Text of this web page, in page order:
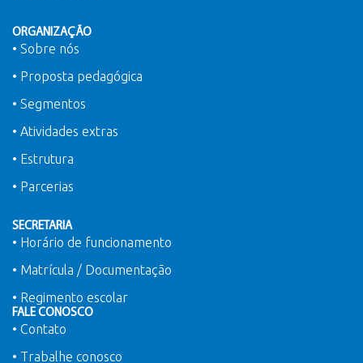
ORGANIZAÇÃO
• Sobre nós
• Proposta pedagógica
• Segmentos
• Atividades extras
• Estrutura
• Parcerias
SECRETARIA
• Horário de funcionamento
• Matrícula / Documentação
• Regimento escolar
FALE CONOSCO
• Contato
• Trabalhe conosco